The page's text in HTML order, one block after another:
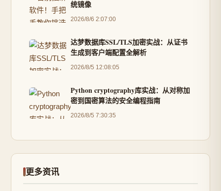
统镜像
2026/8/6 2:07:00
达梦数据库SSL/TLS加密实战：从证书
生成到客户端配置全解析
2026/8/5 12:08:05
Python cryptography库实战：从对称加
密到国密算法的安全编程指南
2026/8/5 7:30:35
更多资讯